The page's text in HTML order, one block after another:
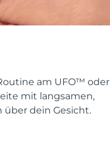
am UFO™ oder
mit langsamen,
dein Gesicht.